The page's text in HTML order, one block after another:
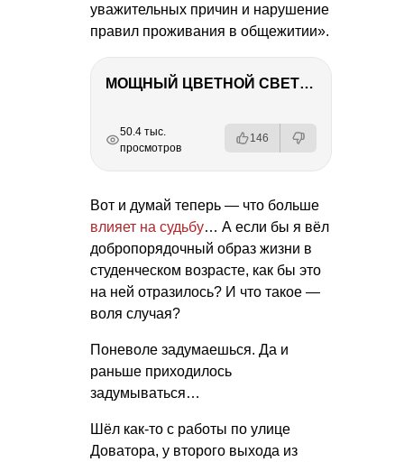
уважительных причин и нарушение
правил проживания в общежитии».
МОЩНЫЙ ЦВЕТНОЙ СВЕТ – NANLITE FC-500C
РЕКЛАМА
РЕКЛАМА
РЕКЛАМА
50.4 тыс.
просмотров
146
Вот и думай теперь — что больше
влияет на судьбу… А если бы я вёл
добропорядочный образ жизни в
студенческом возрасте, как бы это
на ней отразилось? И что такое —
воля случая?
Поневоле задумаешься. Да и
раньше приходилось
задумываться…
Шёл как-то с работы по улице
Доватора, у второго выхода из